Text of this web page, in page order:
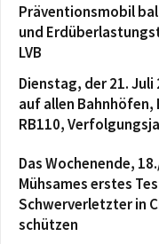
Präventionsmobil
und
LVB
Dienstag, der 21.
auf allen Bahnhöfen,
RB110,
Das Wochenende,
Mühsames erstes
Schwerverletzter in
schützen